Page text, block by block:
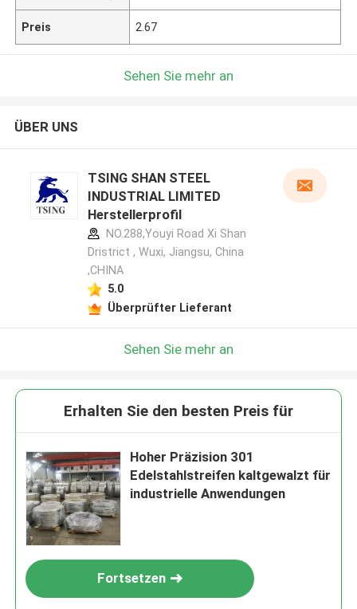
Preis 2.67
Sehen Sie mehr an
ÜBER UNS
TSING SHAN STEEL
INDUSTRIAL LIMITED
Herstellerprofil
NO.288,Youyi Road Xi Shan
Dristrict , Wuxi, Jiangsu, China
,CHINA
5.0
Überprüfter Lieferant
Sehen Sie mehr an
Erhalten Sie den besten Preis für
Hoher Präzision 301
Edelstahlstreifen kaltgewalzt für
industrielle Anwendungen
Fortsetzen